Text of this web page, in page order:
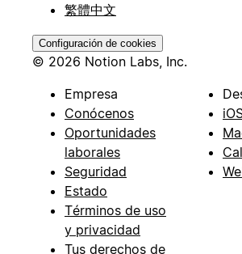
繁體中文
Configuración de cookies
© 2026 Notion Labs, Inc.
Empresa
Conócenos
Oportunidades
laborales
Seguridad
Estado
Términos de uso
y privacidad
Tus derechos de